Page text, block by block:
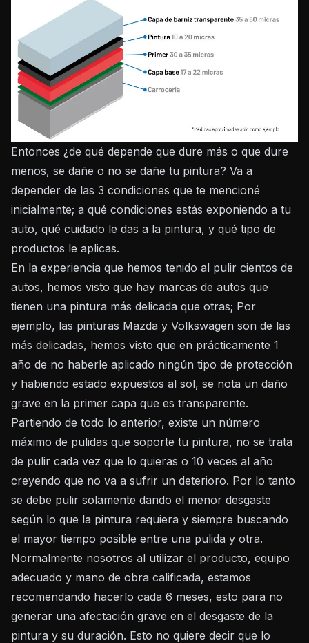
Entonces ¿de qué depende que dure más o que dure
menos, se dañe o no se dañe tu pintura? Va a
depender de las 3 condiciones que te mencioné
inicialmente; a qué condiciones estás exponiendo a tu
auto, qué cuidado le das a la pintura, y qué tipo de
productos le aplicas.
En la experiencia que hemos tenido al pulir cientos de
autos, hemos visto que hay marcas de autos que
tienen una pintura más delicada que otras; Por
ejemplo, las pinturas Mazda y Volkswagen son de las
más delicadas, hemos visto que en prácticamente 1
año de no haberle aplicado ningún tipo de protección
y habiendo estado expuestos al sol, se nota un daño
grave en la primer capa que es transparente.
Partiendo de todo lo anterior, existe un número
máximo de pulidas que soporte tu pintura, no se trata
de pulir cada vez que lo quieras o 10 veces al año
creyendo que no va a sufrir un deterioro. Por lo tanto
se debe pulir solamente dando el menor desgaste
según lo que la pintura requiera y siempre buscando
el mayor tiempo posible entre una pulida y otra.
Normalmente nosotros al utilizar el producto, equipo
adecuado y mano de obra calificada, estamos
recomendando hacerlo cada 6 meses, esto para no
generar una afectación grave en el desgaste de la
pintura y su duración. Esto no quiere decir que lo